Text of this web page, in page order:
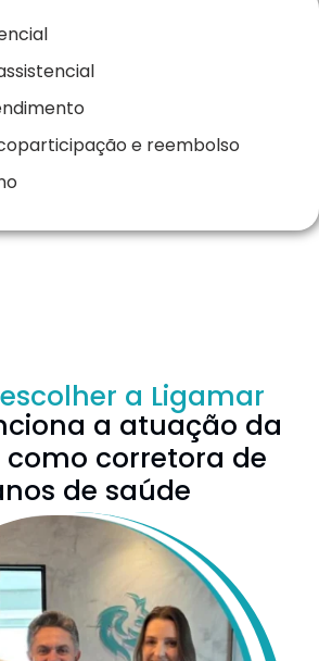
e reembolso
a Ligamar
a atuação da
como corretora de
de saúde